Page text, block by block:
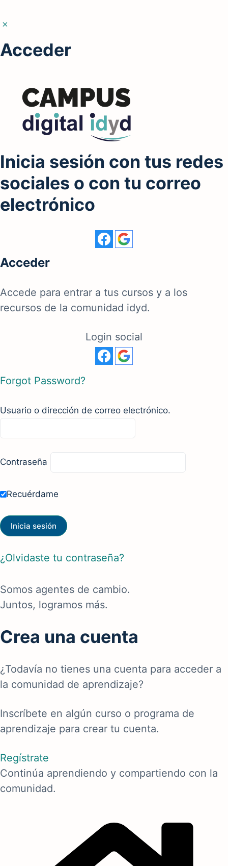
Acceder
Inicia sesión con tus redes
sociales o con tu correo
electrónico
Acceder
Accede para entrar a tus cursos y a los
recursos de la comunidad idyd.
Login social
Forgot Password?
Usuario o dirección de correo electrónico.
Contraseña
Recuérdame
¿Olvidaste tu contraseña?
Somos agentes de cambio.
Juntos, logramos más.
Crea una cuenta
¿Todavía no tienes una cuenta para acceder a
la comunidad de aprendizaje?
Inscríbete en algún curso o programa de
aprendizaje para crear tu cuenta.
Regístrate
Continúa aprendiendo y compartiendo con la
comunidad.